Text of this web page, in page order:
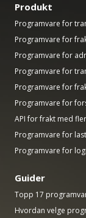
Produkt
Programvare for
Programvare for
Programvare for
Programvare for
Programvare for
Programvare for
API for frakt med
Programvare for
Programvare for
Guider
Topp 17
Hvordan velge